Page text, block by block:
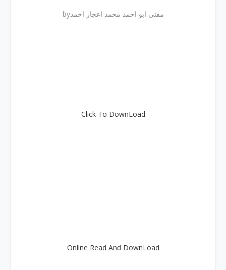
byمفتی ابو احمد محمد اعجاز احمد
Click To DownLoad
Online Read And DownLoad